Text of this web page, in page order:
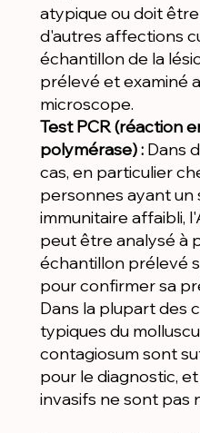
atypique ou doit
d'autres affections
échantillon de la
prélevé et examiné
microscope.
Test PCR (réaction
polymérase) : Dans
cas, en particulier
personnes ayant un
immunitaire affaibli,
peut être analysé à
échantillon prélevé
pour confirmer sa
Dans la plupart des
typiques du
contagiosum sont
pour le diagnostic,
invasifs ne sont pas